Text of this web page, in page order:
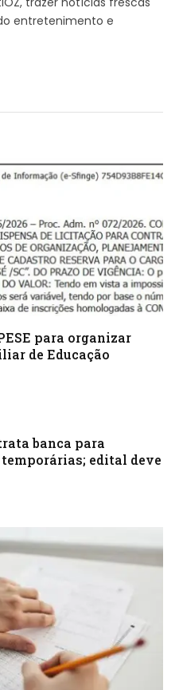
entretenimento e
para organizar
de Educação
banca para
edital deve